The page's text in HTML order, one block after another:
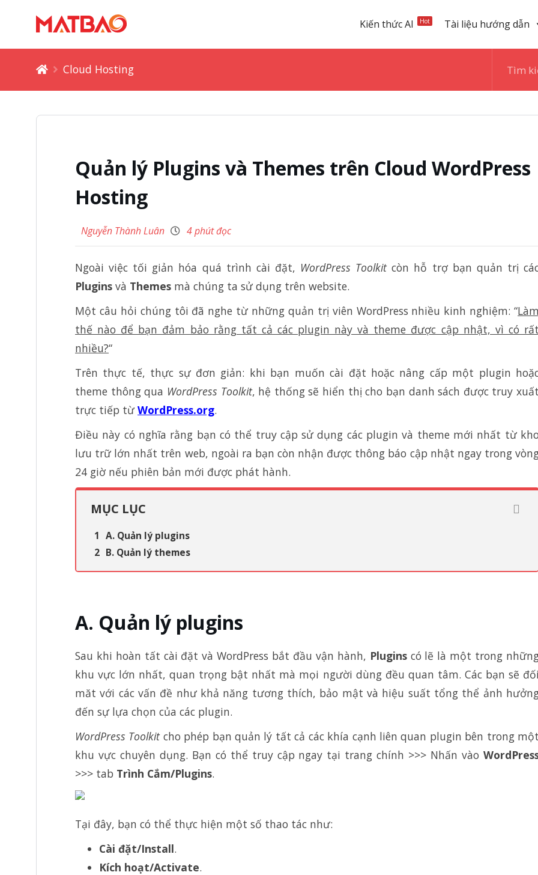
Kiến thức AI Hot Tài liệu hướng dẫn
Cloud Hosting
Quản lý Plugins và Themes trên Cloud WordPress
Hosting
Nguyễn Thành Luân 4 phút đọc
Ngoài việc tối giản hóa quá trình cài đặt, WordPress Toolkitcòn hỗ trợ bạn quản trị
Plugins và Themes mà chúng ta sử dụng trên website.
Một câu hỏi chúng tôi đã nghe từ những quản trị viên WordPress nhiều kinh nghiệm: “
thế nào để bạn đảm bảo rằng tất cả các plugin này và theme được cập nhật, vì có
nhiều?“
Trên thực tế, thực sự đơn giản: khi bạn muốn cài đặt hoặc nâng cấp một plugin
theme thông qua WordPress Toolkit, hệ thống sẽ hiển thị cho bạn danh sách được truy
trực tiếp từ WordPress.org.
Điều này có nghĩa rằng bạn có thể truy cập sử dụng các plugin và theme mới nhất từ
lưu trữ lớn nhất trên web, ngoài ra bạn còn nhận được thông báo cập nhật ngay trong
24 giờ nếu phiên bản mới được phát hành.
MỤC LỤC
A. Quản lý plugins
B. Quản lý themes
A. Quản lý plugins
Sau khi hoàn tất cài đặt và WordPress bắt đầu vận hành, Pluginscó lẽ là một trong
khu vực lớn nhất, quan trọng bật nhất mà mọi người dùng đều quan tâm. Các bạn sẽ
măt với các vấn đề như khả năng tương thích, bảo mật và hiệu suất tổng thể ảnh
đến sự lựa chọn của các plugin.
WordPress Toolkitcho phép bạn quản lý tất cả các khía cạnh liên quan plugin bên trong
khu vực chuyên dụng. Bạn có thể truy cập ngay tại trang chính >>> Nhấn vào
>>> tab Trình Cắm/Plugins.
Tại đây, bạn có thể thực hiện một số thao tác như:
Cài đặt/Install.
Kích hoạt/Activate.